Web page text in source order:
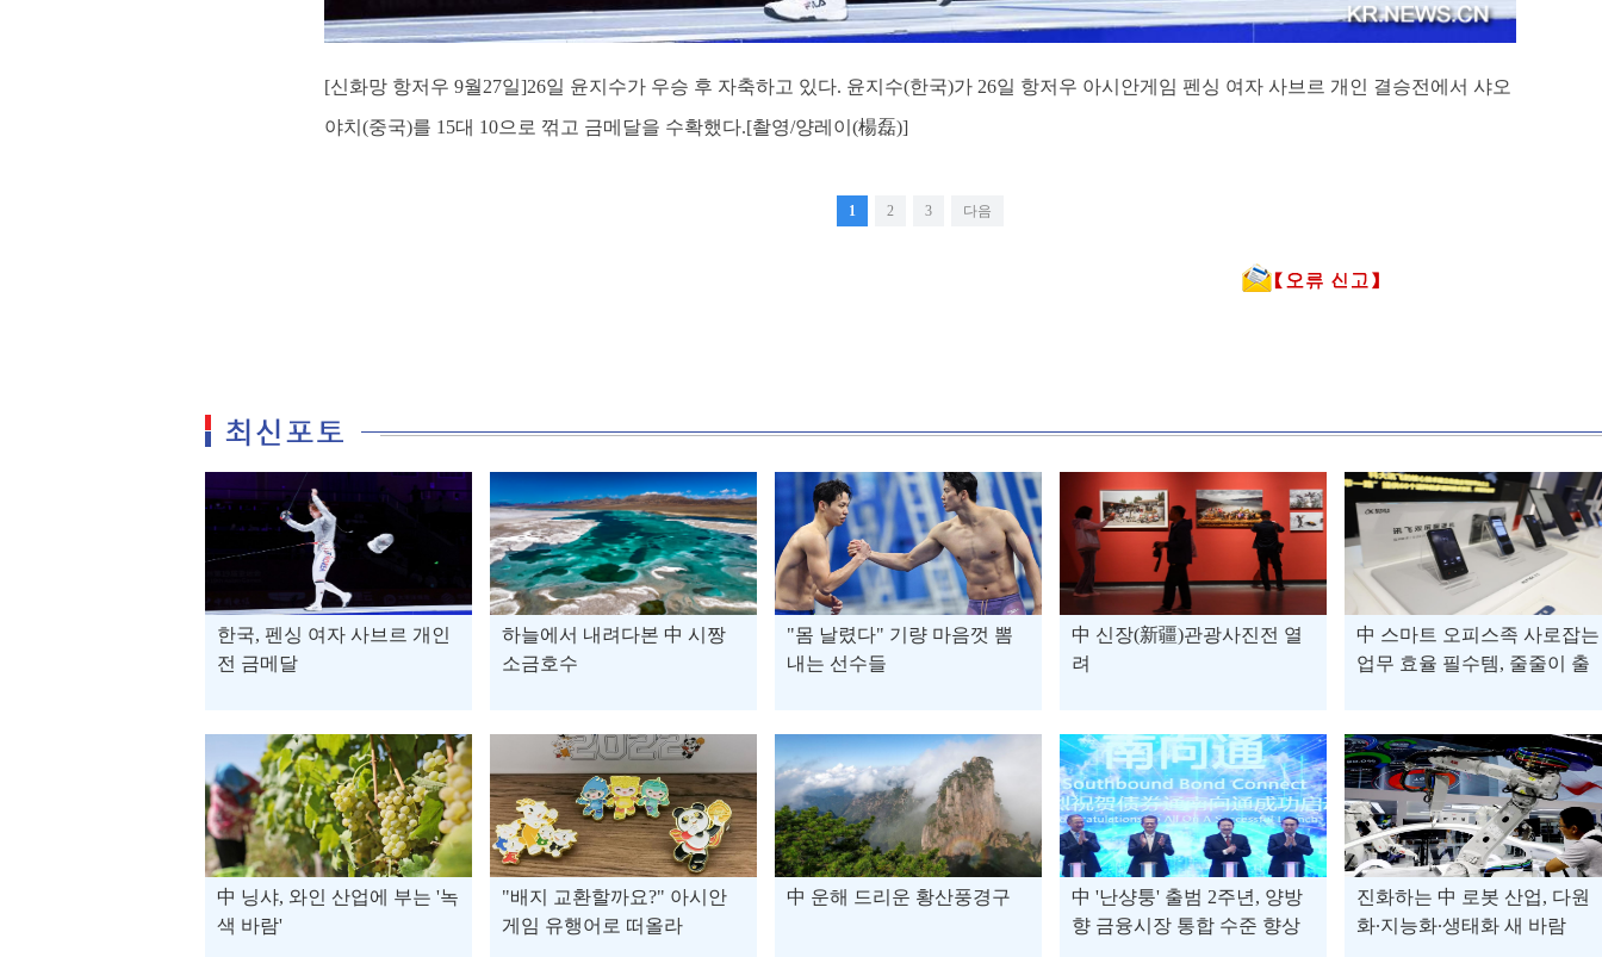
[신화망 항저우 9월27일]26일 윤지수가 우승 후 자축하고 있다. 윤지수(한국)가 26일 항저우 아시안게임 펜싱 여자 사브르 개인 결승전에서 샤오
야치(중국)를 15대 10으로 꺾고 금메달을 수확했다.[촬영/양레이(楊磊)]
1 2 3 다음
한국, 펜싱 여자 사브르 개인
전 금메달
하늘에서 내려다본 中 시짱
소금호수
"몸 날렸다" 기량 마음껏 뽐
내는 선수들
中 신장(新疆)관광사진전 열
려
中 스마트 오피스족 사로잡는
업무 효율 필수템, 줄줄이 출
中 닝샤, 와인 산업에 부는 '녹
색 바람'
"배지 교환할까요?" 아시안
게임 유행어로 떠올라
中 운해 드리운 황산풍경구
中 '난샹퉁' 출범 2주년, 양방
향 금융시장 통합 수준 향상
진화하는 中 로봇 산업, 다원
화∙지능화∙생태화 새 바람